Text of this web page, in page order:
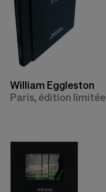
William Eggleston
Paris, édition limitée